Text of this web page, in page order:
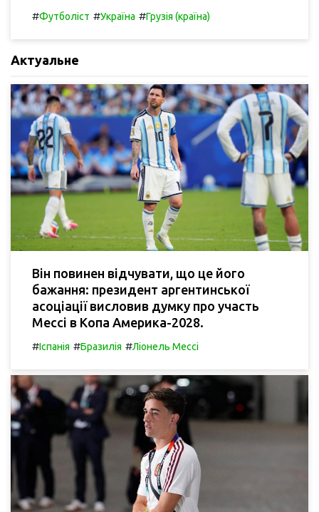
#Футболіст #Україна #Грузія (країна)
Актуальне
Він повинен відчувати, що це його
бажання: президент аргентинської
асоціації висловив думку про участь
Мессі в Копа Америка-2028.
#Іспанія #Бразилія #Ліонель Мессі